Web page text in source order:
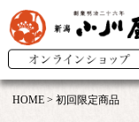
HOME 初回限定商品